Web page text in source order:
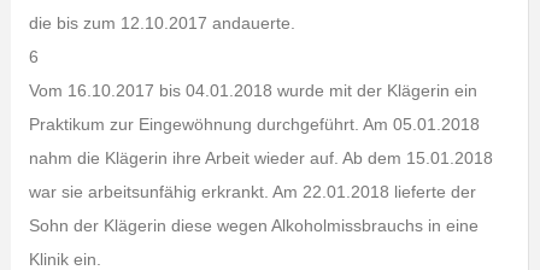
die bis zum 12.10.2017 andauerte.
6
Vom 16.10.2017 bis 04.01.2018 wurde mit der Klägerin ein
Praktikum zur Eingewöhnung durchgeführt. Am 05.01.2018
nahm die Klägerin ihre Arbeit wieder auf. Ab dem 15.01.2018
war sie arbeitsunfähig erkrankt. Am 22.01.2018 lieferte der
Sohn der Klägerin diese wegen Alkoholmissbrauchs in eine
Klinik ein.